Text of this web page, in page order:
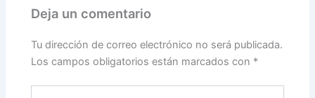
Deja un comentario
Tu dirección de correo electrónico no será publicada.
Los campos obligatorios están marcados con *